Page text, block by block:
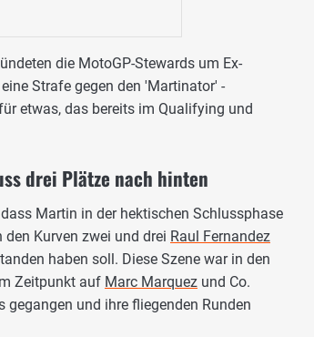
die MotoGP-Stewards um Ex-
Strafe gegen den 'Martinator' -
etwas, das bereits im Qualifying und
drei Plätze nach hinten
Martin in der hektischen Schlussphase
Kurven zwei und drei Raul Fernandez
haben soll. Diese Szene war in den
Zeitpunkt auf Marc Marquez und Co.
und ihre fliegenden Runden